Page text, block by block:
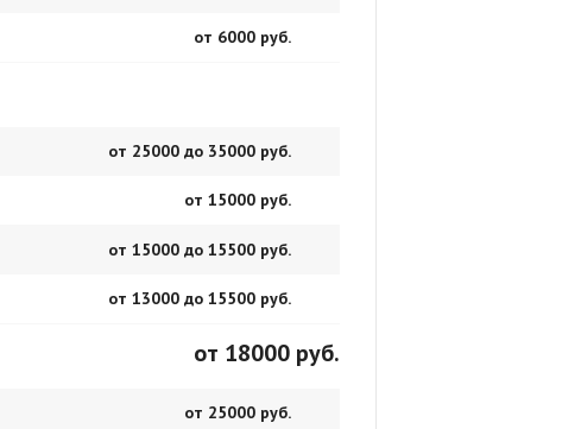
от 6000 руб.
от 25000 до 35000 руб.
от 15000 руб.
от 15000 до 15500 руб.
от 13000 до 15500 руб.
от 18000 руб.
от 25000 руб.